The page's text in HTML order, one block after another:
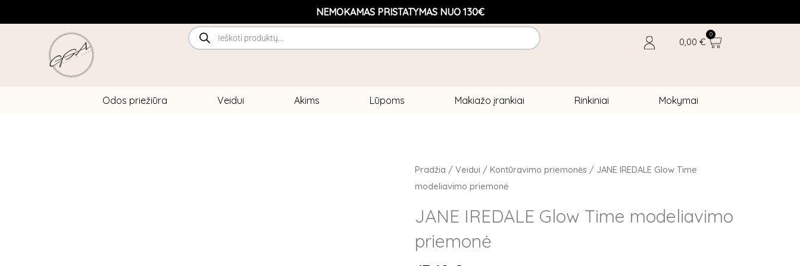
prie
NEMOKAMAS PRISTATYMAS NUO 130€
Products
search
0,00 €
0
Cart
Odos priežiūra Veidui Akims Lūpoms Makiažo įrankiai Rinkiniai Mokymai
Pradžia / Veidui / Kontūravimo priemonės / JANE IREDALE Glow Time
modeliavimo priemonė
JANE IREDALE Glow Time modeliavimo
priemonė